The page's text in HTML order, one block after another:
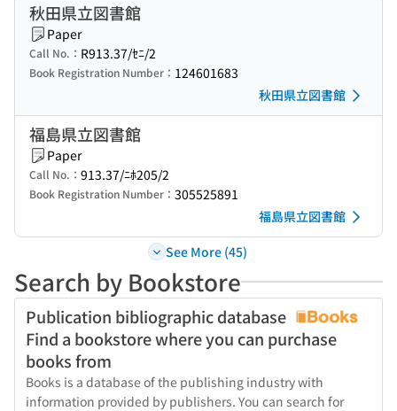
秋田県立図書館
Paper
Call No.： R913.37/ｾﾆ/2
Book Registration Number： 124601683
秋田県立図書館
福島県立図書館
Paper
Call No.： 913.37/ﾆﾎ205/2
Book Registration Number： 305525891
福島県立図書館
See More (45)
Search by Bookstore
Publication bibliographic database
Find a bookstore where you can purchase
books from
Books is a database of the publishing industry with
information provided by publishers. You can search for